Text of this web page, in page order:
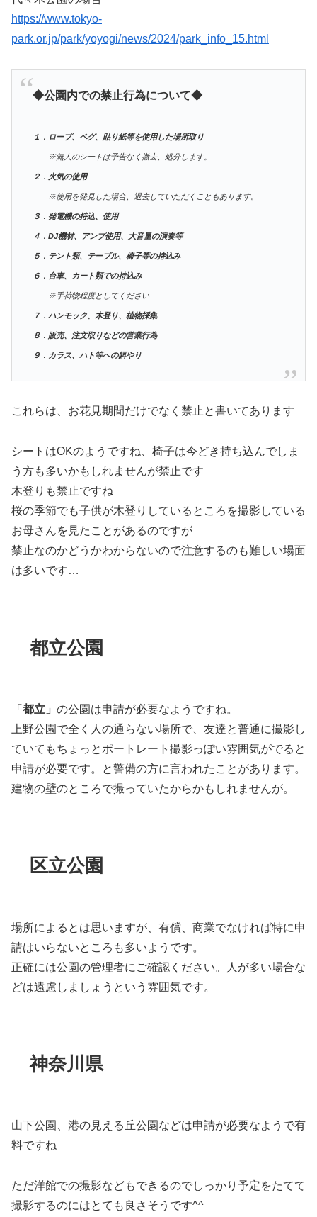
https://www.tokyo-
park.or.jp/park/yoyogi/news/2024/park_info_15.html
◆公園内での禁止行為について◆
１．ロープ、ペグ、貼り紙等を使用した場所取り
※無人のシートは予告なく撤去、処分します。
２．火気の使用
※使用を発見した場合、退去していただくこともあります。
３．発電機の持込、使用
４．DJ機材、アンプ使用、大音量の演奏等
５．テント類、テーブル、椅子等の持込み
６．台車、カート類での持込み
※手荷物程度としてください
７．ハンモック、木登り、植物採集
８．販売、注文取りなどの営業行為
９．カラス、ハト等への餌やり
これらは、お花見期間だけでなく禁止と書いてあります
シートはOKのようですね、椅子は今どき持ち込んでしま
う方も多いかもしれませんが禁止です
木登りも禁止ですね
桜の季節でも子供が木登りしているところを撮影している
お母さんを見たことがあるのですが
禁止なのかどうかわからないので注意するのも難しい場面
は多いです…
都立公園
「 都立」 の公園は申請が必要なようですね。
上野公園で全く人の通らない場所で、友達と普通に撮影し
ていてもちょっとポートレート撮影っぽい雰囲気がでると
申請が必要です。と警備の方に言われたことがあります。
建物の壁のところで撮っていたからかもしれませんが。
区立公園
場所によるとは思いますが、有償、商業でなければ特に申
請はいらないところも多いようです。
正確には公園の管理者にご確認ください。人が多い場合な
どは遠慮しましょうという雰囲気です。
神奈川県
山下公園、港の見える丘公園などは申請が必要なようで有
料ですね
ただ洋館での撮影などもできるのでしっかり予定をたてて
撮影するのにはとても良さそうです^^